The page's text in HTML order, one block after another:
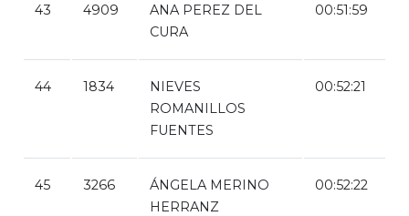
43 4909
ANA PEREZ DEL
CURA
00:51:59
44 1834
NIEVES
ROMANILLOS
FUENTES
00:52:21
45 3266
ÁNGELA MERINO
HERRANZ
00:52:22